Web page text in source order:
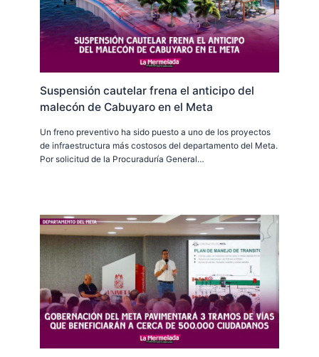
Suspensión cautelar frena el anticipo del
malecón de Cabuyaro en el Meta
Un freno preventivo ha sido puesto a uno de los proyectos
de infraestructura más costosos del departamento del Meta.
Por solicitud de la Procuraduría General…